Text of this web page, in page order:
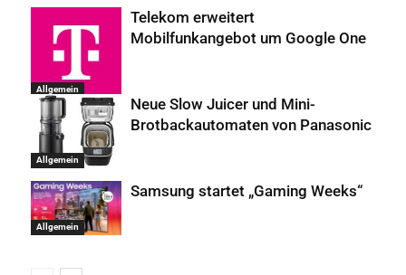
Allgemein
Telekom erweitert
Mobilfunkangebot um Google One
Allgemein
Neue Slow Juicer und Mini-
Brotbackautomaten von Panasonic
Allgemein
Samsung startet „Gaming Weeks“